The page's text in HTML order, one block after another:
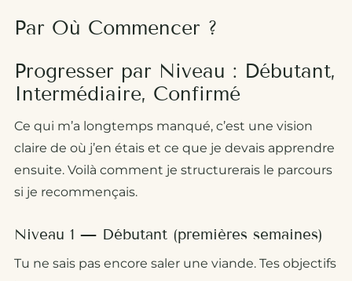
Par Où Commencer ?
Progresser par Niveau : Débutant,
Intermédiaire, Confirmé
Ce qui m’a longtemps manqué, c’est une vision
claire de où j’en étais et ce que je devais apprendre
ensuite. Voilà comment je structurerais le parcours
si je recommençais.
Niveau 1 — Débutant (premières semaines)
Tu ne sais pas encore saler une viande. Tes objectifs